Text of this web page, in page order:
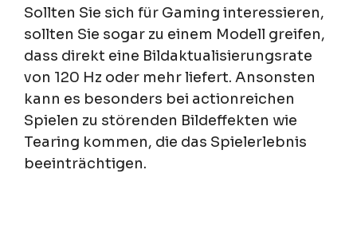
Sollten Sie sich für Gaming interessieren,
sollten Sie sogar zu einem Modell greifen,
dass direkt eine Bildaktualisierungsrate
von 120 Hz oder mehr liefert. Ansonsten
kann es besonders bei actionreichen
Spielen zu störenden Bildeffekten wie
Tearing kommen, die das Spielerlebnis
beeinträchtigen.